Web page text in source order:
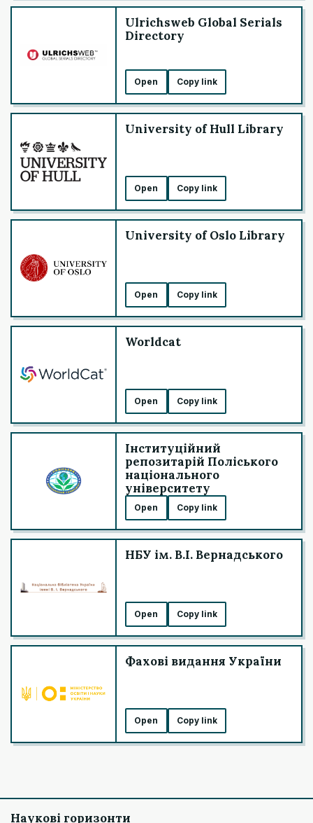
Ulrichsweb Global Serials
Directory
Open Copy link
University of Hull Library
Open Copy link
University of Oslo Library
Open Copy link
Worldcat
Open Copy link
Інституційний
репозитарій Поліського
національного
університету
Open Copy link
НБУ ім. В.І. Вернадського
Open Copy link
Фахові видання України
Open Copy link
Наукові горизонти